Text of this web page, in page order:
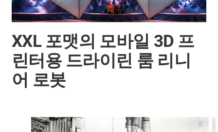
XXL 포맷의 모바일 3D 프
린터용 드라이린 룸 리니
어 로봇